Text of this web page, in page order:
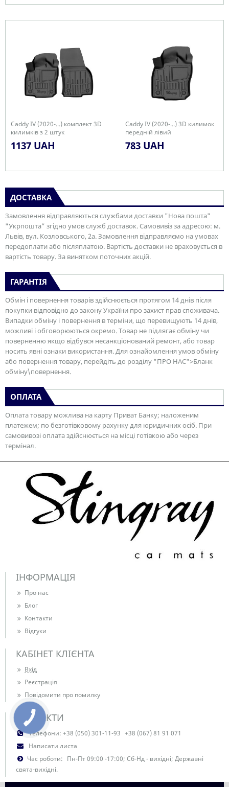
Caddy IV (2020-...) комплект 3D
килимків з 2 штук
1137 UAH
Caddy IV (2020-...) 3D килимок
передній лівий
783 UAH
ДОСТАВКА
Замовлення відправляються службами доставки "Нова пошта"
"Укрпошта” згідно умов служб доставок. Самовивіз за адресою: м.
Львів, вул. Козловського, 2а. Замовлення відправляємо на умовах
передоплати або післяплатою. Вартість доставки не враховується в
вартість товару. За винятком поточних акцій.
ГАРАНТІЯ
Обмін і повернення товарів здійснюється протягом 14 днів після
покупки відповідно до закону України про захист прав споживача.
Випадки обміну і повернення в терміни, що перевищують 14 днів,
можливі і обговорюються окремо. Товар не підлягає обміну чи
поверненню якщо відбувся несанкціонований ремонт, або товар
носить явні ознаки використання. Для ознайомлення умов обміну
або повернення товару, перейдіть до розділу "ПРО НАС">Бланк
обміну\повернення.
ОПЛАТА
Оплата товару можлива на карту Приват Банку; наложеним
платежем; по безготівковому рахунку для юридичних осіб. При
самовивозі оплата здійснюється на місці готівкою або через
термінал.
ІНФОРМАЦІЯ
Про нас
Блог
Контакти
Відгуки
КАБІНЕТ КЛІЄНТА
Вхід
Реєстрація
Повідомити про помилку
КОНТАКТИ
Телефони: +38 (050) 301-11-93 +38 (067) 81 91 071
Написати листа
Час роботи: Пн-Пт 09:00 -17:00; Сб-Нд - вихідні; Державні
свята-вихідні.